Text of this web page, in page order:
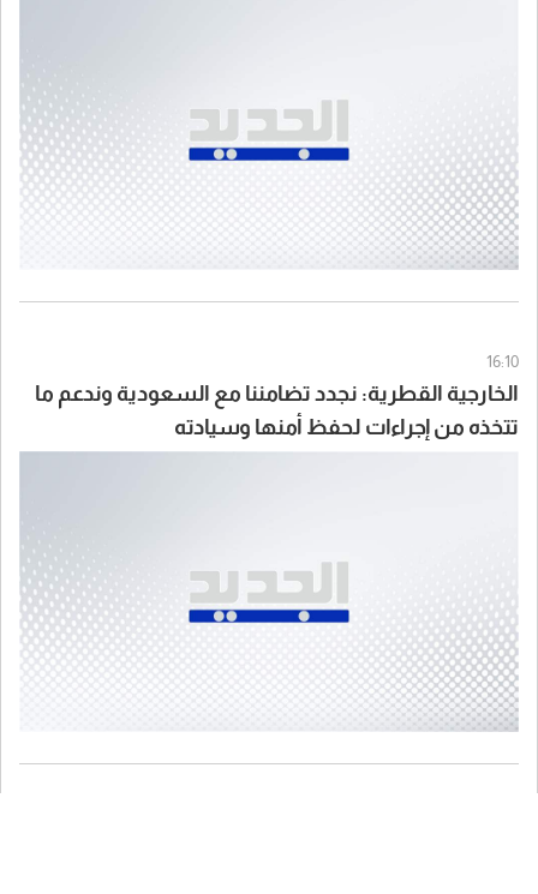
16:10
الخارجية القطرية: نجدد تضامننا مع السعودية وندعم ما
تتخذه من إجراءات لحفظ أمنها وسيادته